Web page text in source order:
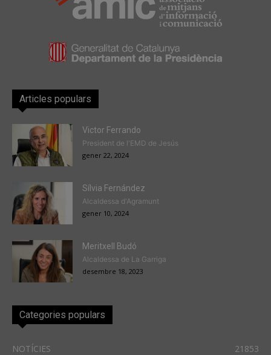
Articles populars
Victor Ferrando
President de l'EMD de Jesús
gener 22, 2024
Sílvia Fernández
Alcaldessa d'Agramunt
gener 10, 2024
Meritxell Budó
Alcaldessa de La Garriga
desembre 18, 2023
Categories populars
NOTÍCIES 21853